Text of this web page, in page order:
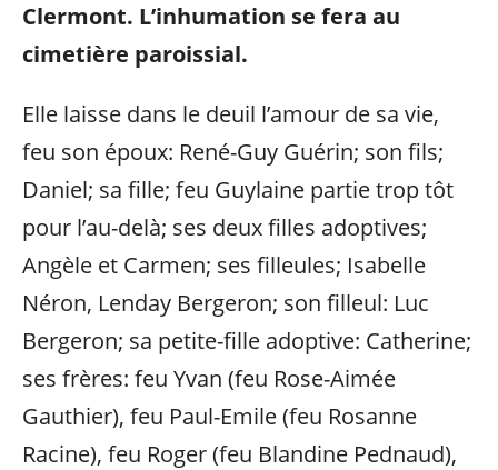
Clermont. L’inhumation se fera au
cimetière paroissial.
Elle laisse dans le deuil l’amour de sa vie,
feu son époux: René-Guy Guérin; son fils;
Daniel; sa fille; feu Guylaine partie trop tôt
pour l’au-delà; ses deux filles adoptives;
Angèle et Carmen; ses filleules; Isabelle
Néron, Lenday Bergeron; son filleul: Luc
Bergeron; sa petite-fille adoptive: Catherine;
ses frères: feu Yvan (feu Rose-Aimée
Gauthier), feu Paul-Emile (feu Rosanne
Racine), feu Roger (feu Blandine Pednaud),